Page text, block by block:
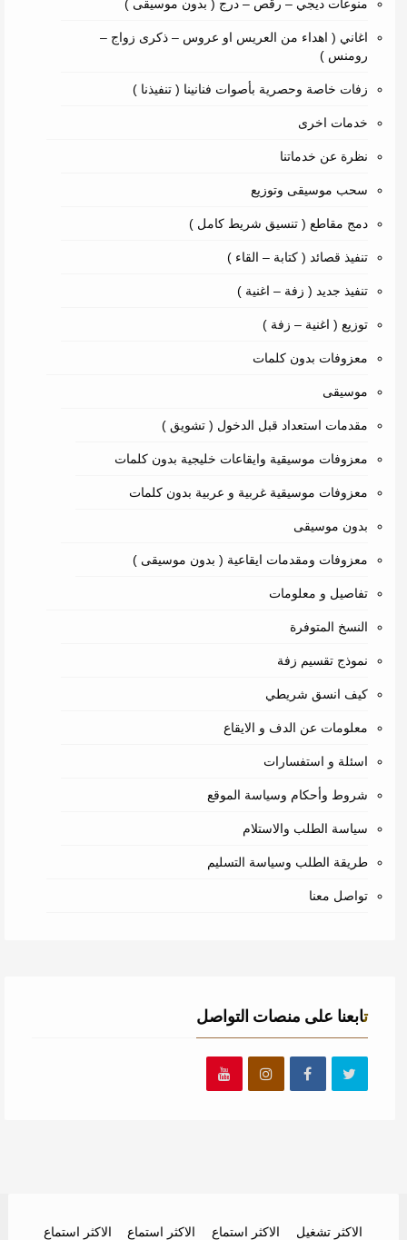
منوعات ديجي – رقص – درج ( بدون موسيقى )
اغاني ( اهداء من العريس او عروس – ذكرى زواج –
رومنس )
زفات خاصة وحصرية بأصوات فنانينا ( تنفيذنا )
خدمات اخرى
نظرة عن خدماتنا
سحب موسيقى وتوزيع
دمج مقاطع ( تنسيق شريط كامل )
تنفيذ قصائد ( كتابة – القاء )
تنفيذ جديد ( زفة – اغنية )
توزيع ( اغنية – زفة )
معزوفات بدون كلمات
موسيقى
مقدمات استعداد قبل الدخول ( تشويق )
معزوفات موسيقية وايقاعات خليجية بدون كلمات
معزوفات موسيقية غربية و عربية بدون كلمات
بدون موسيقى
معزوفات ومقدمات ايقاعية ( بدون موسيقى )
تفاصيل و معلومات
النسخ المتوفرة
نموذج تقسيم زفة
كيف انسق شريطي
معلومات عن الدف و الايقاع
اسئلة و استفسارات
شروط وأحكام وسياسة الموقع
سياسة الطلب والاستلام
طريقة الطلب وسياسة التسليم
تواصل معنا
تابعنا على منصات التواصل
الاكثر تشغيل
الاكثر استماع
الاكثر استماع
الاكثر استماع